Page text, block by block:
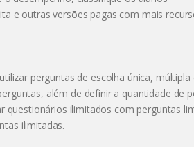
e outras versões pagas com mais
perguntas de escolha única, múltipla
além de definir a quantidade de
questionários ilimitados com perguntas
ilimitadas.